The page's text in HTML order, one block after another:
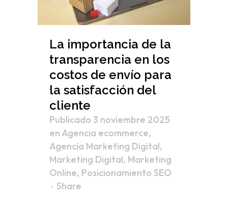
La importancia de la
transparencia en los
costos de envío para
la satisfacción del
cliente
Publicado 3 noviembre 2025
en Agencia ecommerce,
Agencia Marketing Digital,
Marketing Digital, Marketing
Online, Posicionamiento SEO
Share